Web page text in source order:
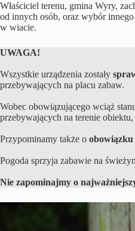
Właściciel terenu, gmina Wyry,
od innych osób, oraz wybór
w wiacie.
UWAGA!
Wszystkie urządzenia zostały
przebywających na placu zabaw.
Wobec obowiązującego wciąż
przebywających na terenie
Przypominamy także o obowiązku
Pogoda sprzyja zabawie na
Nie zapominajmy o